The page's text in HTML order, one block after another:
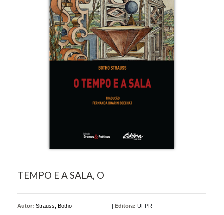
TEMPO E A SALA, O
Autor: Strauss, Botho | Editora: UFPR